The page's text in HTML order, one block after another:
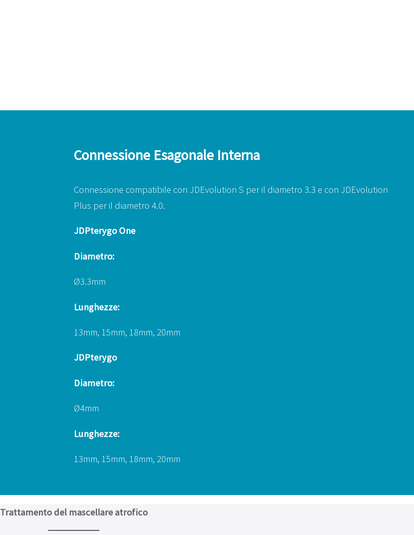
Connessione Esagonale Interna
Connessione compatibile con JDEvolution S per il diametro 3.3 e con JDEvolution
Plus per il diametro 4.0.
JDPterygo One
Diametro:
Ø3.3mm
Lunghezze:
13mm, 15mm, 18mm, 20mm
JDPterygo
Diametro:
Ø4mm
Lunghezze:
13mm, 15mm, 18mm, 20mm
Trattamento del mascellare atrofico